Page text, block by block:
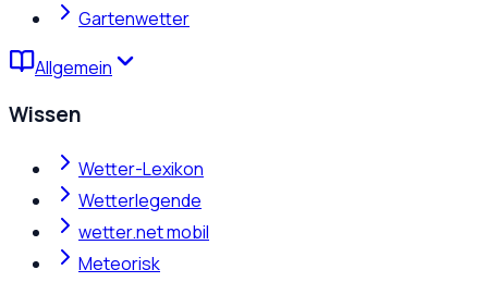
Gartenwetter
Allgemein
Wissen
Wetter-Lexikon
Wetterlegende
wetter.net mobil
Meteorisk